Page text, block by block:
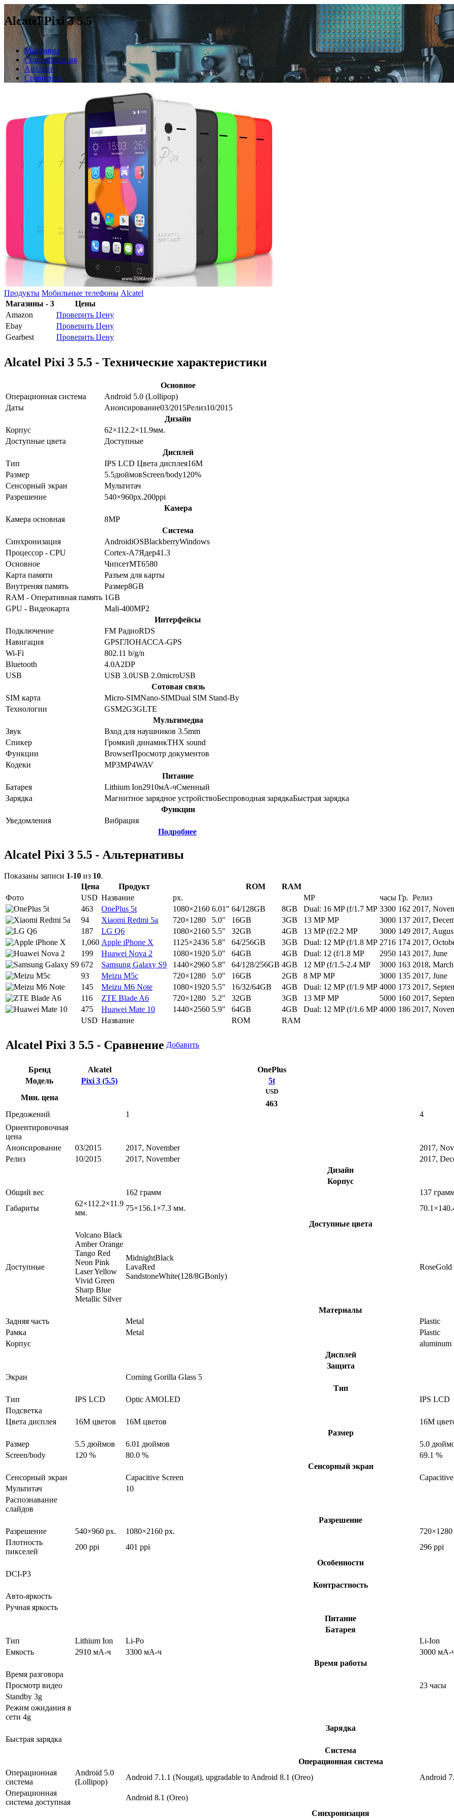
Alcatel Pixi 3 5.5
Магазины
Спецификация
Аналоги
Сравнение
Продукты Мобильные телефоны Alcatel
Магазины - 3
Цены
Amazon
Проверить Цену
Ebay
Проверить Цену
Gearbest
Проверить Цену
Alcatel Pixi 3 5.5 - Технические характеристики
Основное
Операционная система
Android 5.0 (Lollipop)
Даты
Анонсирование03/2015Релиз10/2015
Дизайн
Корпус
62×112.2×11.9мм.
Доступные цвета
Доступные
Дисплей
Тип
IPS LCD Цвета дисплея16M
Размер
5.5дюймовScreen/body120%
Сенсорный экран
Мультитач
Разрешение
540×960px.200ppi
Камера
Камера основная
8MP
Система
Синхронизация
AndroidiOSBlackberryWindows
Процессор - CPU
Cortex-A7Ядер41.3
Основное
ЧипсетMT6580
Карта памяти
Разъем для карты
Внутреняя память
Размер8GB
RAM - Оперативная память 1GB
GPU - Видеокарта
Mali-400MP2
Интерфейсы
Подключение
FM РадиоRDS
Навигация
GPSГЛОНАССA-GPS
Wi-Fi
802.11 b/g/n
Bluetooth
4.0A2DP
USB
USB 3.0USB 2.0microUSB
Сотовая связь
SIM карта
Micro-SIMNano-SIMDual SIM Stand-By
Технологии
GSM2G3GLTE
Мультимедиа
Звук
Вход для наушников 3.5mm
Спикер
Громкий динамикTHX sound
Функции
BrowserПросмотр документов
Кодеки
MP3MP4WAV
Питание
Батарея
Lithium Ion2910мА-чСменный
Зарядка
Магнитное зарядное устройствоБеспроводная зарядкаБыстрая зарядка
Функции
Уведомления
Вибрация
Подробнее
Alcatel Pixi 3 5.5 - Альтернативы
Показаны записи 1-10 из 10.
Цена
Продукт ROM
RAM
Фото
USD Название px. MP часы Гр. Релиз
USD Название ROM RAM
463 OnePlus 5t 1080×2160 6.01" 64/128GB 8GB Dual: 16 MP (f/1.7 MP 3300 162 2017,
94
Xiaomi Redmi 5a 720×1280 5.0" 16GB 3GB 13 MP MP 3000 137 2017,
187
LG Q6 1080×2160 5.5" 32GB 4GB 13 MP (f/2.2 MP 3000 149 2017,
1,060 Apple iPhone X 1125×2436 5.8" 64/256GB 3GB Dual: 12 MP (f/1.8 MP 2716 174 2017,
199
Huawei Nova 2 1080×1920 5.0" 64GB 4GB Dual: 12 (f/1.8 MP 2950 143 2017, June
672
Samsung Galaxy S9 1440×2960 5.8" 64/128/256GB 4GB 12 MP (f/1.5-2.4 MP 3000 163 2018, March
93
Meizu M5c 720×1280 5.0" 16GB 2GB 8 MP MP 3000 135 2017, June
145
Meizu M6 Note 1080×1920 5.5" 16/32/64GB 4GB Dual: 12 MP (f/1.9 MP 4000 173 2017,
116
ZTE Blade A6 720×1280 5.2" 32GB 3GB 13 MP MP 5000 160 2017,
475
Huawei Mate 10 1440×2560 5.9" 64GB 4GB Dual: 12 MP (f/1.6 MP 4000 186 2017,
Alcatel Pixi 3 5.5 - Сравнение Добавить
Бренд Alcatel
OnePlus
Модель
Pixi 3 (5.5)
5t
Мин. цена
USD
463
Предожений
1
4
Ориентировочная
цена
Анонсирование
03/2015 2017, November
2017,
Релиз
10/2015 2017, November
2017,
Дизайн
Корпус
Общий вес
162 грамм
137
Габариты
62×112.2×11.9
мм.
75×156.1×7.3 мм.
Доступные цвета
Доступные
Volcano Black
Amber Orange
Tango Red
Neon Pink
Laser Yellow
Vivid Green
Sharp Blue
Metallic Silver
MidnightBlack
LavaRed
SandstoneWhite(128/8GBonly)
RoseGold
Материалы
Задняя часть
Metal
Plastic
Рамка
Metal
Plastic
Корпус
aluminum
Дисплей
Защита
Экран
Corning Gorilla Glass 5
Тип
Тип
IPS LCD Optic AMOLED
IPS LCD
Подсветка
Цвета дисплея
16M цветов 16M цветов
16M
Размер
Размер
5.5 дюймов 6.01 дюймов
5.0
Screen/body
120 % 80.0 %
69.1 %
Сенсорный экран
Сенсорный экран
Capacitive Screen
Мультитач
10
Распознавание
слайдов
Разрешение
Разрешение
540×960 px. 1080×2160 px.
Плотность
пикселей
200 ppi 401 ppi
296 ppi
Особенности
DCI-P3
Контрастность
Авто-яркость
Ручная яркость
Питание
Батарея
Тип
Lithium Ion Li-Po
Li-Ion
Емкость
2910 мА-ч 3300 мА-ч
3000 мА-
Время работы
Время разговора
Просмотр видео
23 часы
Standby 3g
Режим ожидания в
сети 4g
Зарядка
Быстрая зарядка
Система
Операционная система
Операционная
система
Android 5.0
(Lollipop)
Android 7.1.1 (Nougat), upgradable to Android 8.1 (Oreo)
Android
Операционная
система доступная
Android 8.1 (Oreo)
Синхронизация